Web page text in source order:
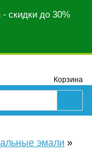
скидки до 30%
Корзина
эмали »